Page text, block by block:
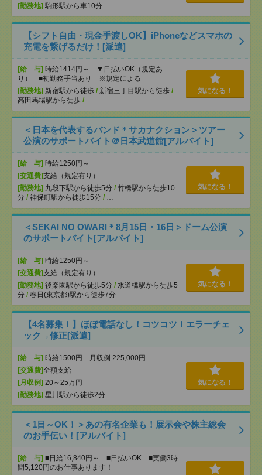
[勤務地] 駒形駅から車10分
【シフト自由・現金手渡しOK】iPhoneなどスマホの
充電を繋げるだけ！[派遣]
[給 与] 時給1414円～ ▼日払いOK（規定あ
り） ■初勤務手当あり ※規定による
[勤務地] 新宿駅から徒歩 / 新宿三丁目駅から徒歩 /
高田馬場駅から徒歩 / …
気になる！
＜日本を代表するバンド＊サカナクション＞ツアー
公演のサポートバイト＠日本武道館[アルバイト]
[給 与] 時給1250円～
[交通費]支給（規定有り）
[勤務地] 九段下駅から徒歩5分 / 竹橋駅から徒歩10
分 / 神保町駅から徒歩15分 / …
気になる！
＜SEKAI NO OWARI＊8月15日・16日＞ドーム公演
のサポートバイト[アルバイト]
[給 与] 時給1250円～
[交通費]支給（規定有り）
[勤務地] 後楽園駅から徒歩5分 / 水道橋駅から徒歩5
分 / 春日(東京都)駅から徒歩7分
気になる！
【4名募集！】ほぼ電話なし！コツコツ！エラーチェ
ック→修正[派遣]
[給 与] 時給1500円 月収例 225,000円
[交通費]全額支給
[月収例] 20～25万円
[勤務地] 星川駅から徒歩2分
気になる！
＜1日～OK！＞あの有名企業も！展示会や株主総会
のお手伝い！[アルバイト]
[給 与] ■日給16,840円～ ■日払いOK ■実働3時
間5,120円のお仕事あります！